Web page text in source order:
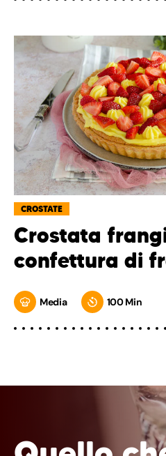
CROSTATE
Crostata
confettura di
Media 100 Min